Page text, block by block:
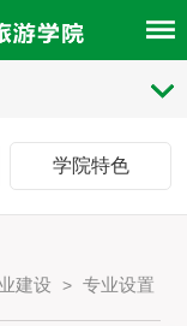
学院特色
建设 > 专业设置